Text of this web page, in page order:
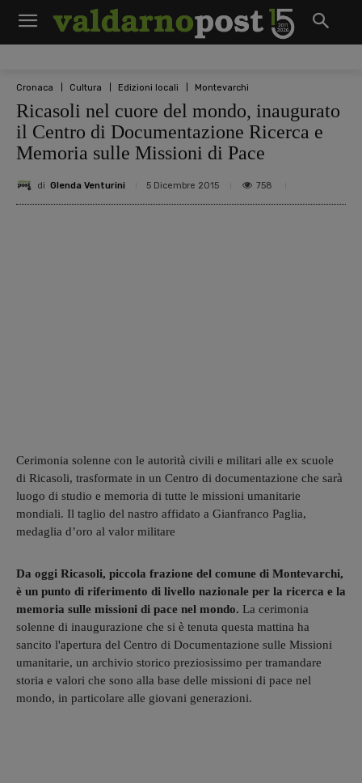
Cronaca Cultura Edizioni locali Montevarchi
Ricasoli nel cuore del mondo, inaugurato
il Centro di Documentazione Ricerca e
Memoria sulle Missioni di Pace
di Glenda Venturini 5 Dicembre 2015 758
Cerimonia solenne con le autorità civili e militari alle ex scuole
di Ricasoli, trasformate in un Centro di documentazione che sarà
luogo di studio e memoria di tutte le missioni umanitarie
mondiali. Il taglio del nastro affidato a Gianfranco Paglia,
medaglia d’oro al valor militare
Da oggi Ricasoli, piccola frazione del comune di Montevarchi,
è un punto di riferimento di livello nazionale per la ricerca e la
memoria sulle missioni di pace nel mondo. La cerimonia
solenne di inaugurazione che si è tenuta questa mattina ha
sancito l'apertura del Centro di Documentazione sulle Missioni
umanitarie, un archivio storico preziosissimo per tramandare
storia e valori che sono alla base delle missioni di pace nel
mondo, in particolare alle giovani generazioni.